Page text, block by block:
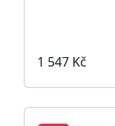
1 547 Kč